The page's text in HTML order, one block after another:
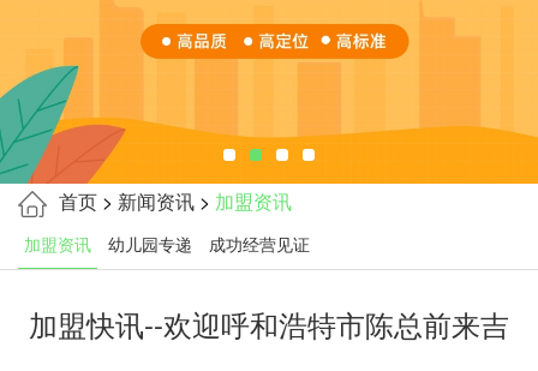
首页 > 新闻资讯 > 加盟资讯
加盟资讯 幼儿园专递 成功经营见证
加盟快讯--欢迎呼和浩特市陈总前来吉